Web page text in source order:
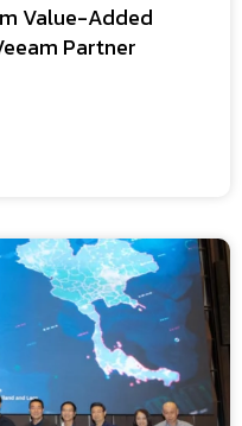
Value-Added
Partner